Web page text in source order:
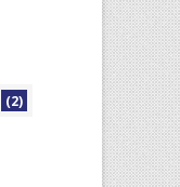
(2)